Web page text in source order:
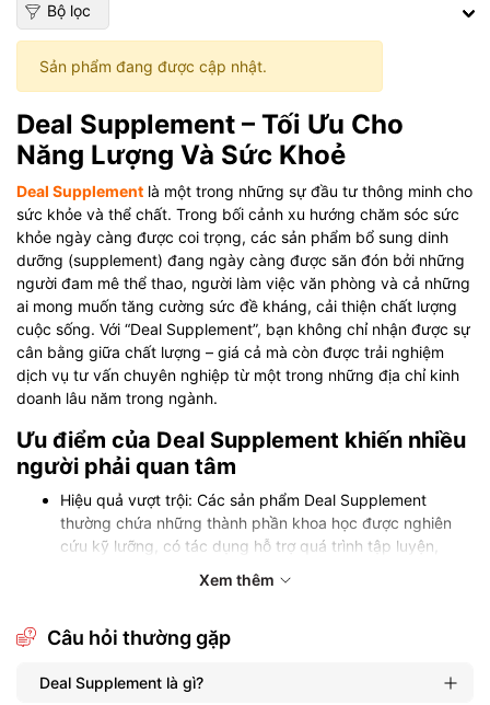
Bộ lọc
Sản phẩm đang được cập nhật.
Deal Supplement – Tối Ưu Cho
Năng Lượng Và Sức Khoẻ
Deal Supplement là một trong những sự đầu tư thông minh cho
sức khỏe và thể chất. Trong bối cảnh xu hướng chăm sóc sức
khỏe ngày càng được coi trọng, các sản phẩm bổ sung dinh
dưỡng (supplement) đang ngày càng được săn đón bởi những
người đam mê thể thao, người làm việc văn phòng và cả những
ai mong muốn tăng cường sức đề kháng, cải thiện chất lượng
cuộc sống. Với “Deal Supplement”, bạn không chỉ nhận được sự
cân bằng giữa chất lượng – giá cả mà còn được trải nghiệm
dịch vụ tư vấn chuyên nghiệp từ một trong những địa chỉ kinh
doanh lâu năm trong ngành.
Ưu điểm của Deal Supplement khiến nhiều
người phải quan tâm
Hiệu quả vượt trội: Các sản phẩm Deal Supplement
thường chứa những thành phần khoa học được nghiên
cứu kỹ lưỡng, có tác dụng hỗ trợ quá trình tập luyện,
thường xuyên, người tiêu dùng sẽ dễ dàng tiếp cận các
chính.
Xem thêm
Câu hỏi thường gặp
Deal Supplement là gì?